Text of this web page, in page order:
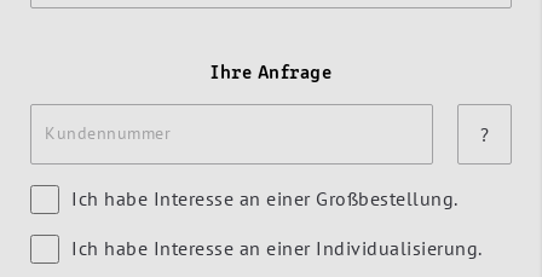
Ihre Anfrage
Kundennummer ?
Ich habe Interesse an einer Großbestellung.
Ich habe Interesse an einer Individualisierung.